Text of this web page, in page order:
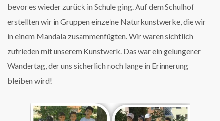
bevor es wieder zurück in Schule ging. Auf dem Schulhof
erstellten wir in Gruppen einzelne Naturkunstwerke, die wir
in einem Mandala zusammenfügten. Wir waren sichtlich
zufrieden mit unserem Kunstwerk. Das war ein gelungener
Wandertag, der uns sicherlich noch lange in Erinnerung
bleiben wird!